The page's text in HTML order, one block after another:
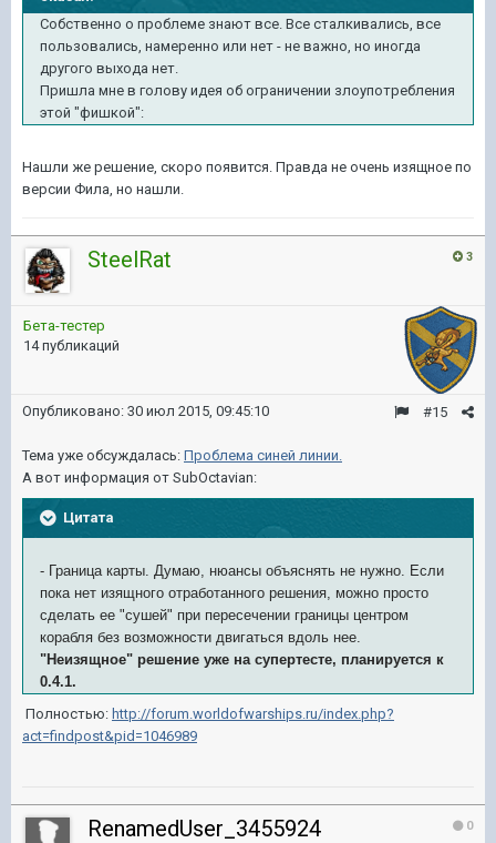
Собственно о проблеме знают все. Все сталкивались, все
пользовались, намеренно или нет - не важно, но иногда
другого выхода нет.
Пришла мне в голову идея об ограничении злоупотребления
этой "фишкой":
Нашли же решение, скоро появится. Правда не очень изящное по
версии Фила, но нашли.
3
SteelRat
Бета-тестер
14 публикаций
#15
Опубликовано: 30 июл 2015, 09:45:10
Тема уже обсуждалась: Проблема синей линии.
А вот информация от SubOctavian:
Цитата
- Граница карты. Думаю, нюансы объяснять не нужно. Если
пока нет изящного отработанного решения, можно просто
сделать ее "сушей" при пересечении границы центром
корабля без возможности двигаться вдоль нее.
"Неизящное" решение уже на супертесте, планируется к
0.4.1.
Полностью: http://forum.worldofwarships.ru/index.php?
act=findpost&pid=1046989
0
RenamedUser_3455924